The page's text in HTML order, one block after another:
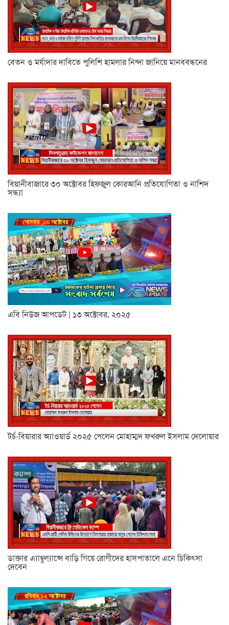
বেতন ও মর্যাদার দাবিতে পুলিশি হামলার নিন্দা জানিয়ে মানববন্ধনের
বিয়ানীবাজারে ৩০ অক্টোবর হিফজুল কোরআনি প্রতিযোগিতা ও নাশিদ
সন্ধ্যা
এবি নিউজ আপডেট | ১৩ অক্টোবর, ২০২৫
টর্চ-বিয়ারার অ্যাওয়ার্ড ২০২৫ পেলেন মোহাম্মদ ফখরুল ইসলাম দেলোয়ার
ডাক্তার এ্যাম্বুল্যান্সে বাড়ি গিয়ে রোগীদের হাসপাতালে এনে চিকিৎসা
দেবেন